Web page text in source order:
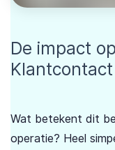
De impact
Klantcontact
Wat betekent dit
operatie? Heel